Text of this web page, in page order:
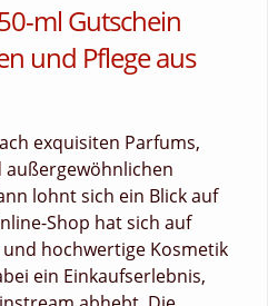
ml Gutschein
und Pflege aus
exquisiten Parfums,
lohnt sich ein Blick auf
Shop hat sich auf
hochwertige Kosmetik
ein Einkaufserlebnis,